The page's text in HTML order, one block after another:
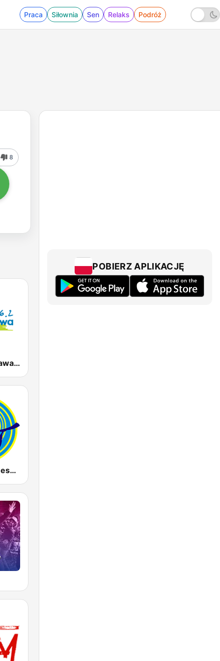
Praca Siłownia Sen Relaks Podróż
8
Radio Warszawa 106.2
Radio Anioł Beskidów
POBIERZ APLIKACJĘ